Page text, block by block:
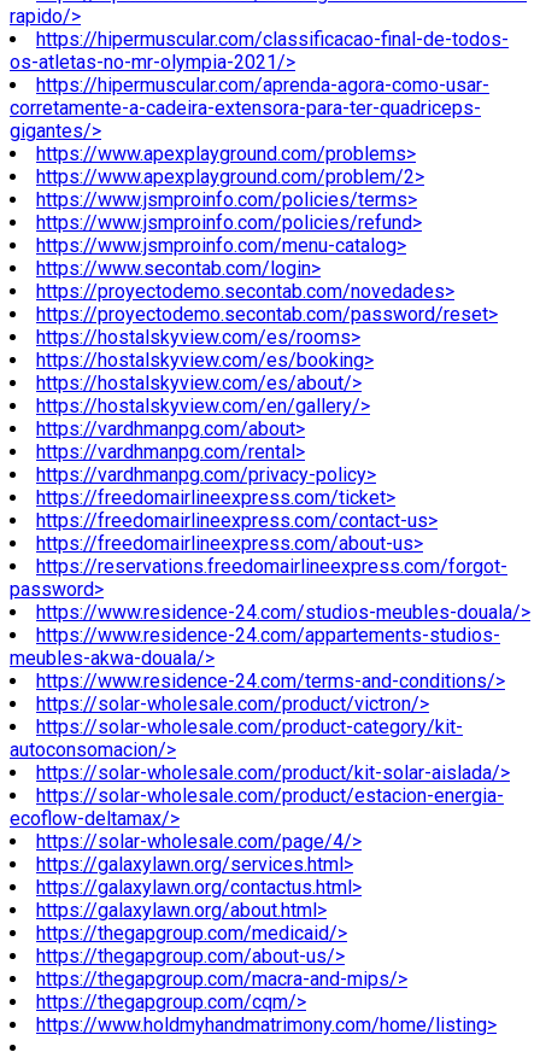
rapido/>
https://hipermuscular.com/classificacao-final-de-todos-
os-atletas-no-mr-olympia-2021/>
https://hipermuscular.com/aprenda-agora-como-usar-
corretamente-a-cadeira-extensora-para-ter-quadriceps-
gigantes/>
https://www.apexplayground.com/problems>
https://www.apexplayground.com/problem/2>
https://www.jsmproinfo.com/policies/terms>
https://www.jsmproinfo.com/policies/refund>
https://www.jsmproinfo.com/menu-catalog>
https://www.secontab.com/login>
https://proyectodemo.secontab.com/novedades>
https://proyectodemo.secontab.com/password/reset>
https://hostalskyview.com/es/rooms>
https://hostalskyview.com/es/booking>
https://hostalskyview.com/es/about/>
https://hostalskyview.com/en/gallery/>
https://vardhmanpg.com/about>
https://vardhmanpg.com/rental>
https://vardhmanpg.com/privacy-policy>
https://freedomairlineexpress.com/ticket>
https://freedomairlineexpress.com/contact-us>
https://freedomairlineexpress.com/about-us>
https://reservations.freedomairlineexpress.com/forgot-
password>
https://www.residence-24.com/studios-meubles-douala/>
https://www.residence-24.com/appartements-studios-
meubles-akwa-douala/>
https://www.residence-24.com/terms-and-conditions/>
https://solar-wholesale.com/product/victron/>
https://solar-wholesale.com/product-category/kit-
autoconsomacion/>
https://solar-wholesale.com/product/kit-solar-aislada/>
https://solar-wholesale.com/product/estacion-energia-
ecoflow-deltamax/>
https://solar-wholesale.com/page/4/>
https://galaxylawn.org/services.html>
https://galaxylawn.org/contactus.html>
https://galaxylawn.org/about.html>
https://thegapgroup.com/medicaid/>
https://thegapgroup.com/about-us/>
https://thegapgroup.com/macra-and-mips/>
https://thegapgroup.com/cqm/>
https://www.holdmyhandmatrimony.com/home/listing>